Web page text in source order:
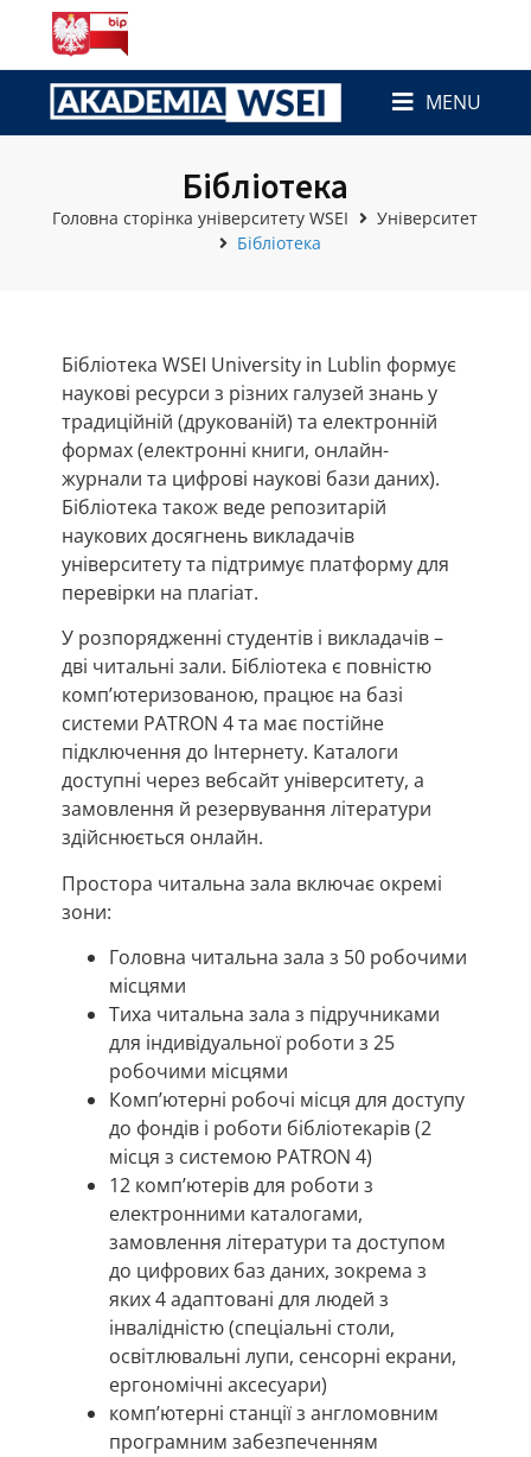
MENU
Бібліотека
Головна сторінка університету WSEI
Університет
Бібліотека
Бібліотека WSEI University in Lublin формує
наукові ресурси з різних галузей знань у
традиційній (друкованій) та електронній
формах (електронні книги, онлайн-
журнали та цифрові наукові бази даних).
Бібліотека також веде репозитарій
наукових досягнень викладачів
університету та підтримує платформу для
перевірки на плагіат.
У розпорядженні студентів і викладачів –
дві читальні зали. Бібліотека є повністю
комп’ютеризованою, працює на базі
системи PATRON 4 та має постійне
підключення до Інтернету. Каталоги
доступні через вебсайт університету, а
замовлення й резервування літератури
здійснюється онлайн.
Простора читальна зала включає окремі
зони:
Головна читальна зала з 50 робочими
місцями
Тиха читальна зала з підручниками
для індивідуальної роботи з 25
робочими місцями
Комп’ютерні робочі місця для доступу
до фондів і роботи бібліотекарів (2
місця з системою PATRON 4)
12 комп’ютерів для роботи з
електронними каталогами,
замовлення літератури та доступом
до цифрових баз даних, зокрема з
яких 4 адаптовані для людей з
інвалідністю (спеціальні столи,
освітлювальні лупи, сенсорні екрани,
ергономічні аксесуари)
комп’ютерні станції з англомовним
програмним забезпеченням